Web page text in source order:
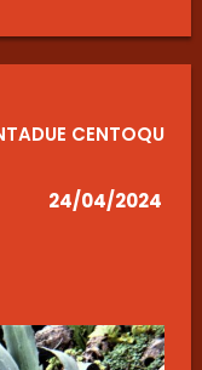
CENTOQU
24/04/2024